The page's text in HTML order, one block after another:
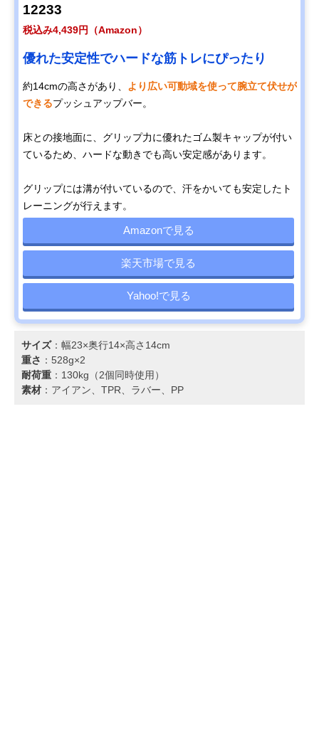
12233
税込み4,439円（Amazon）
優れた安定性でハードな筋トレにぴったり
約14cmの高さがあり、
より広い可動域を使って腕立て伏せが
できるプッシュアップバー。
床との接地面に、グリップ力に優れたゴム製キャップが付い
ているため、ハードな動きでも高い安定感があります。
グリップには溝が付いているので、汗をかいても安定したト
レーニングが行えます。
Amazonで見る
楽天市場で見る
Yahoo!で見る
サイズ：幅23×奥行14×高さ14cm
重さ ：528g×2
耐荷重 ：130kg（2個同時使用）
素材 ：アイアン、TPR、ラバー、PP